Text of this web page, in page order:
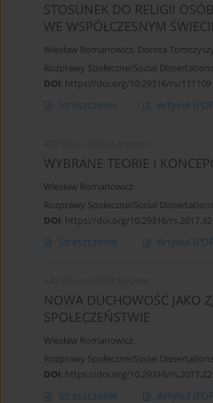
STOSUNEK DO RELIGII
WE WSPÓŁCZESNYM
Wiesław Romanowicz, Dorota
Rozprawy Społeczne/Social
DOI: https://doi.org/10.29316/rs/111109
Streszczenie Artykuł
WYBRANE TEORIE I
Wiesław Romanowicz
Rozprawy Społeczne/Social
DOI: https://doi.org/10.29316/rs.2017.32
Streszczenie Artykuł
NOWA DUCHOWOŚĆ JAKO
SPOŁECZEŃSTWIE
Wiesław Romanowicz
Rozprawy Społeczne/Social
DOI: https://doi.org/10.29316/rs.2017.22
Streszczenie Artykuł